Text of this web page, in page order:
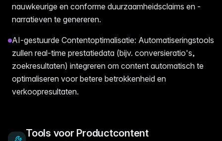
nauwkeurige en conforme duurzaamheidsclaims en -
narratieven te genereren.
AI-gestuurde Contentoptimalisatie: Automatiseringstools
zullen real-time prestatiedata (bijv. conversieratio's,
zoekresultaten) integreren om content automatisch te
optimaliseren voor betere betrokkenheid en
verkoopresultaten.
Tools voor Productcontent